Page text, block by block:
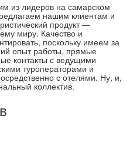
из лидеров на самарском
нашим клиентам и
продукт —
миру. Качество и
поскольку имеем за
опыт работы, прямые
контакты с ведущими
туроператорами и
с отелями. Ну, и,
коллектив.